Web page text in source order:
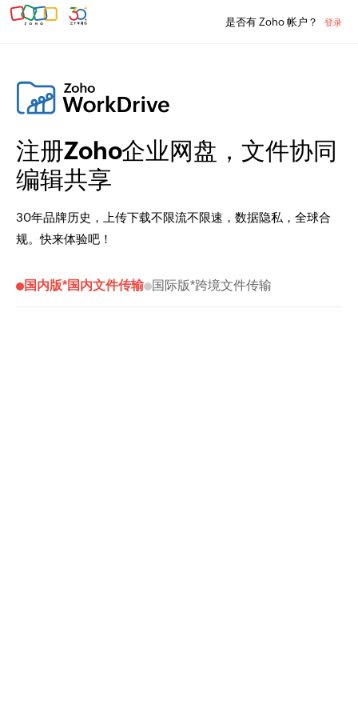
是否有 Zoho 帐户？ 登录
注册Zoho企业网盘，文件协同
编辑共享
30年品牌历史，上传下载不限流不限速，数据隐私，全球合
规。快来体验吧！
国内版*国内文件传输 国际版*跨境文件传输